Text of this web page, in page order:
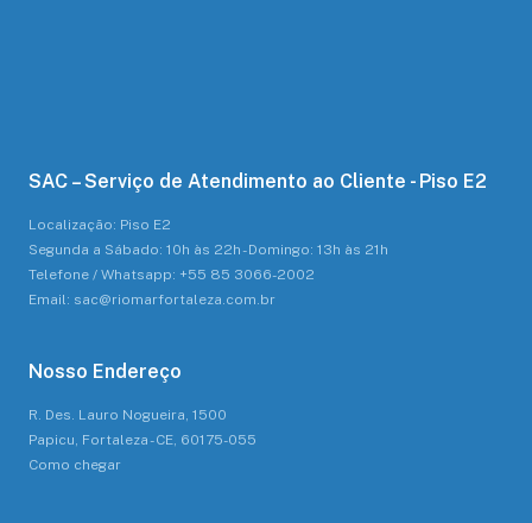
SAC – Serviço de Atendimento ao Cliente - Piso E2
Localização: Piso E2
Segunda a Sábado: 10h às 22h - Domingo: 13h às 21h
Telefone / Whatsapp: +55 85 3066-2002
Email: sac@riomarfortaleza.com.br
Nosso Endereço
R. Des. Lauro Nogueira, 1500
Papicu, Fortaleza - CE, 60175-055
Como chegar